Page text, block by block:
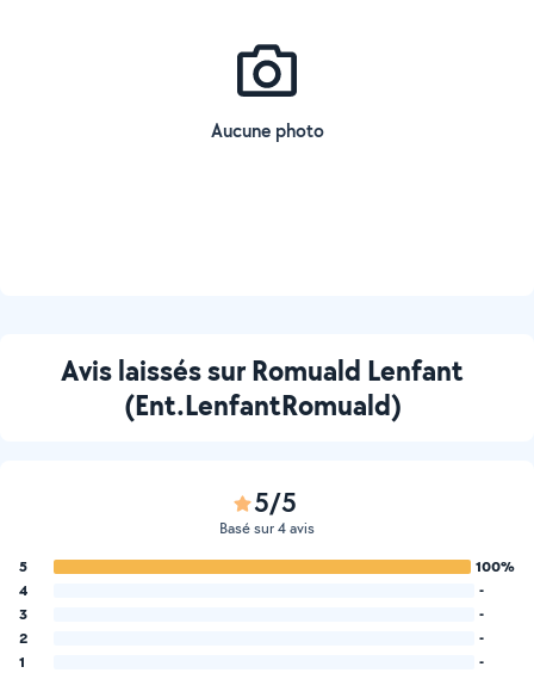
Aucune photo
Avis laissés sur Romuald Lenfant
(Ent.LenfantRomuald)
5/5
Basé sur 4 avis
5
100%
4
-
3
-
2
-
1
-